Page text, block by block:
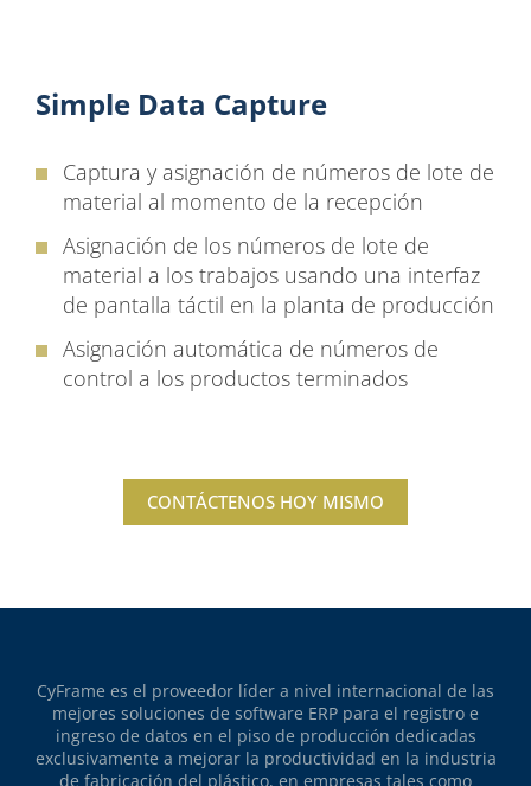
Simple Data Capture
Captura y asignación de números de lote de
material al momento de la recepción
Asignación de los números de lote de
material a los trabajos usando una interfaz
de pantalla táctil en la planta de producción
Asignación automática de números de
control a los productos terminados
CONTÁCTENOS HOY MISMO
CyFrame es el proveedor líder a nivel internacional de las
mejores soluciones de software ERP para el registro e
ingreso de datos en el piso de producción dedicadas
exclusivamente a mejorar la productividad en la industria
de fabricación del plástico, en empresas tales como